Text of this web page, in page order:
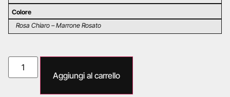
Colore
Rosa Chiaro – Marrone Rosato
Aggiungi al carrello